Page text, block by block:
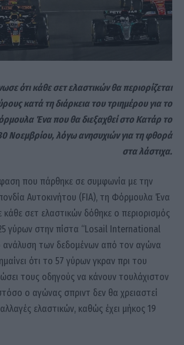
ότι κάθε σετ ελαστικών θα περιορίζεται
κατά τη διάρκεια του τριημέρου για το
Ένα που θα διεξαχθεί στο Κατάρ το
Νοεμβρίου, λόγω ανησυχιών για τη φθορά
στα λάστιχα.
που πάρθηκε σε συμφωνία με την
Αυτοκινήτου (FIA), τη Φόρμουλα Ένα
κάθε σετ ελαστικών δόθηκε ο περιορισμός
γύρων στην πίστα “Losail International
ανάλυση των δεδομένων από τον αγώνα
ότι το 57 γύρων γκραν πρι του
τους οδηγούς να κάνουν τουλάχιστον
ο αγώνας σπριντ δεν θα χρειαστεί
ελαστικών, καθώς έχει μήκος 19